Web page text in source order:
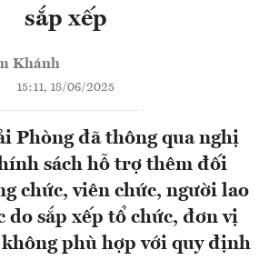
sắp xếp
Khánh
15:11, 18/06/2025
Phòng đã thông qua nghị
sách hỗ trợ thêm đối
chức, viên chức, người lao
do sắp xếp tổ chức, đơn vị
phù hợp với quy định